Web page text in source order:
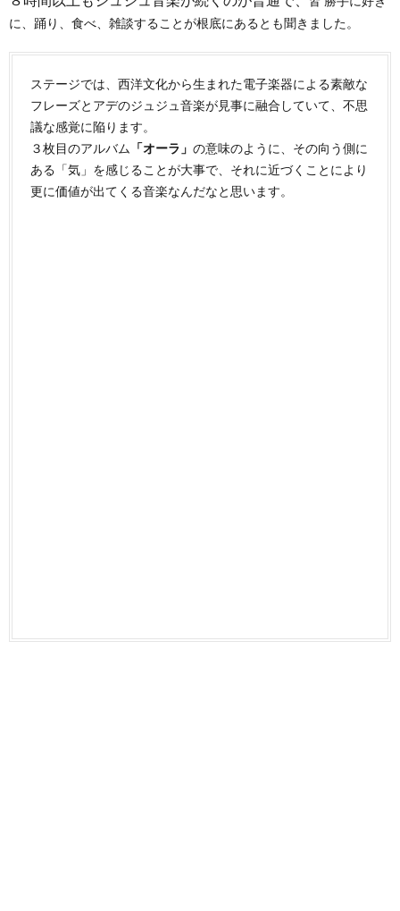
に、踊り、食べ、雑談することが根底にあるとも聞きました。
ステージでは、西洋文化から生まれた電子楽器による素敵な
フレーズとアデのジュジュ音楽が見事に融合していて、不思
議な感覚に陥ります。
３枚目のアルバム 「オーラ」 の意味のように、その向う側に
ある「気」を感じることが大事で、それに近づくことにより
更に価値が出てくる音楽なんだなと思います。